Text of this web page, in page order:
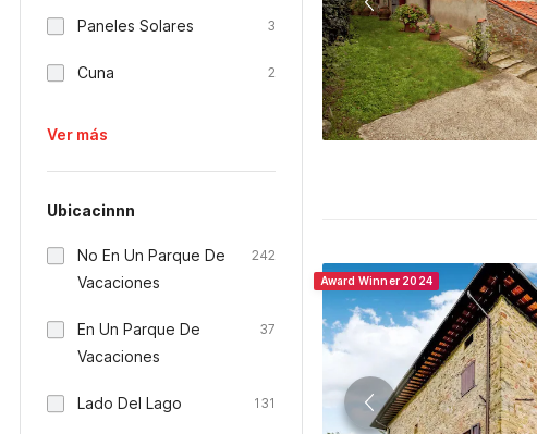
Paneles Solares 3
Cuna 2
Ver más
Ubicacinnn
No En Un Parque De
Vacaciones
242
En Un Parque De
Vacaciones
37
Lado Del Lago 131
Award Winner 2024